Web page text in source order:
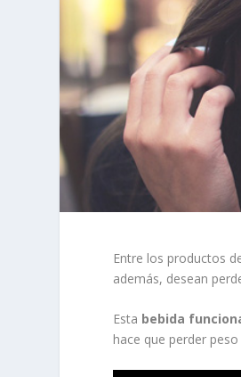
Entre los productos
además, desean
Esta bebida
hace que perder